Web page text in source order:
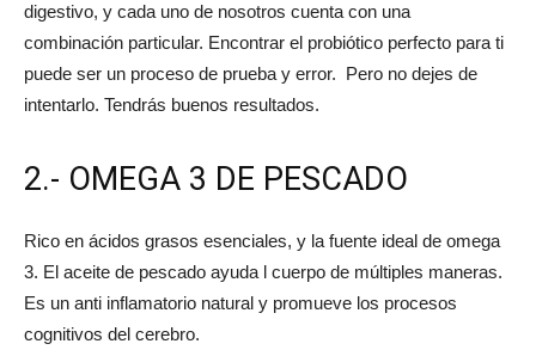
digestivo, y cada uno de nosotros cuenta con una
combinación particular. Encontrar el probiótico perfecto para ti
puede ser un proceso de prueba y error. Pero no dejes de
intentarlo. Tendrás buenos resultados.
2.- OMEGA 3 DE PESCADO
Rico en ácidos grasos esenciales, y la fuente ideal de omega
3. El aceite de pescado ayuda l cuerpo de múltiples maneras.
Es un anti inflamatorio natural y promueve los procesos
cognitivos del cerebro.